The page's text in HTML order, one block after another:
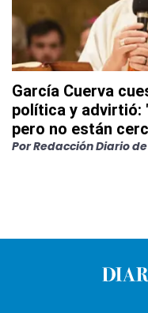
García Cuerva
política y advirtió:
pero no están
PorRedacción Diario